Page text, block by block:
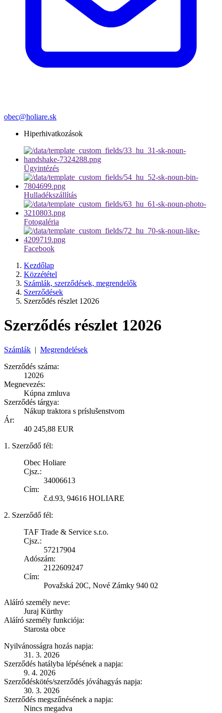
obec@holiare.sk
Hiperhivatkozások
Ügyintézés
Hulladékszállítás
Fotogaléria
Facebook
Kezdőlap
Közzététel
Számlák, szerződések, megrendelők
Szerződések
Szerződés részlet 12026
Szerződés részlet 12026
Számlák | Megrendelések
Szerződés száma:
12026
Megnevezés:
Kúpna zmluva
Szerződés tárgya:
Nákup traktora s príslušenstvom
Ár:
40 245,88 EUR
1. Szerződő fél:
Obec Holiare
Cjsz.:
34006613
Cím:
č.d.93, 94616 HOLIARE
2. Szerződő fél:
TAF Trade & Service s.r.o.
Cjsz.:
57217904
Adószám:
2122609247
Cím:
Považská 20C, Nové Zámky 940 02
Aláíró személy neve:
Juraj Kürthy
Aláíró személy funkciója:
Starosta obce
Nyilvánosságra hozás napja:
31. 3. 2026
Szerződés hatályba lépésének a napja:
9. 4. 2026
Szerződéskötés/szerződés jóváhagyás napja:
30. 3. 2026
Szerződés megszűnésének a napja:
Nincs megadva